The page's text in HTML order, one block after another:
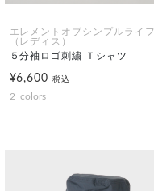
エレメントオブシンプルライフ
（レディス）
５分袖ロゴ刺繍 Ｔシャツ
¥6,600税込
2 colors